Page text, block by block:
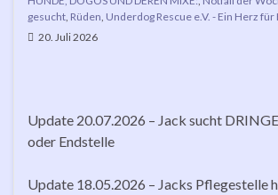
gesucht Rüden Underdog Rescue e.V. - Ein Herz
20. Juli 2026
Update 20.07.2026 – Jack sucht
oder Endstelle
Update 18.05.2026 – Jacks Pflegestelle